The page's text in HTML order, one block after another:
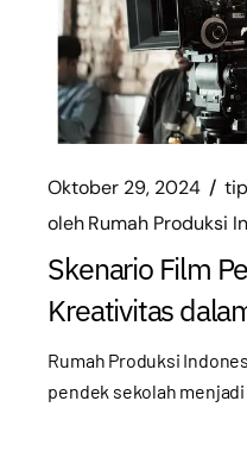
Oktober 29, 2024
olehRumah Produksi
Skenario Film
Kreativitas
Rumah Produksi
pendek sekolah